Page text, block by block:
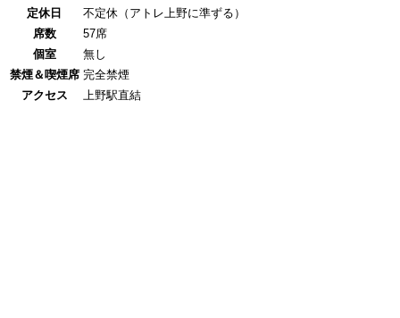
定休日
不定休（アトレ上野に準ずる）
席数
57席
個室
無し
禁煙＆喫煙席 完全禁煙
アクセス
上野駅直結